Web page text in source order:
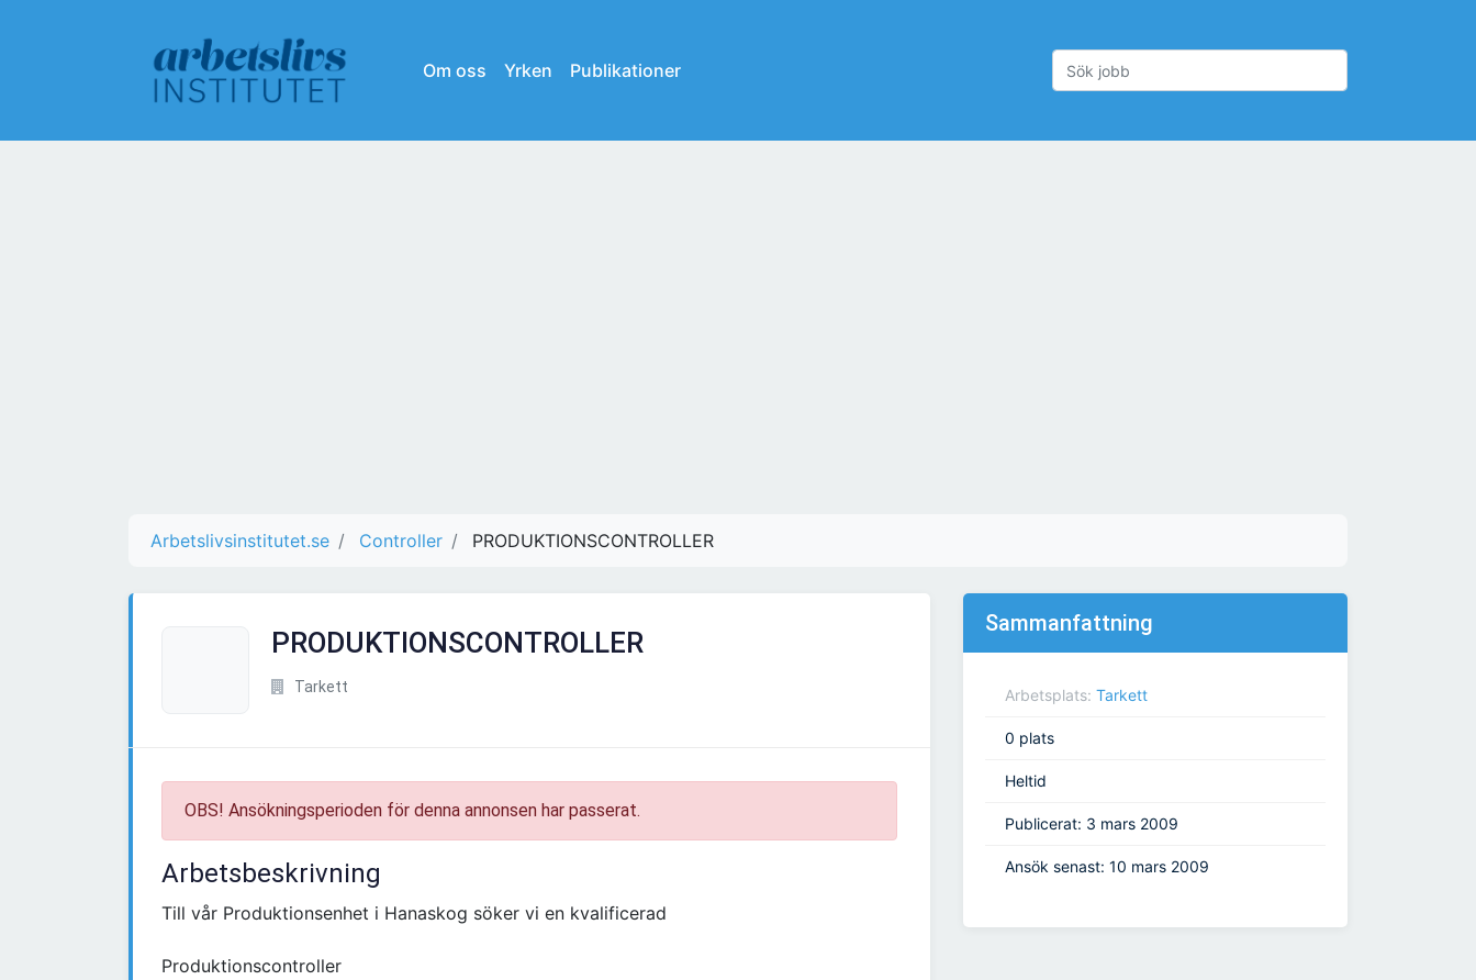
Om oss Yrken Publikationer
Arbetslivsinstitutet.se Controller PRODUKTIONSCONTROLLER
PRODUKTIONSCONTROLLER
Tarkett
OBS! Ansökningsperioden för denna annonsen har passerat.
Arbetsbeskrivning
Till vår Produktionsenhet i Hanaskog söker vi en kvalificerad
Produktionscontroller
Sammanfattning
Arbetsplats: Tarkett
0 plats
Heltid
Publicerat: 3 mars 2009
Ansök senast: 10 mars 2009